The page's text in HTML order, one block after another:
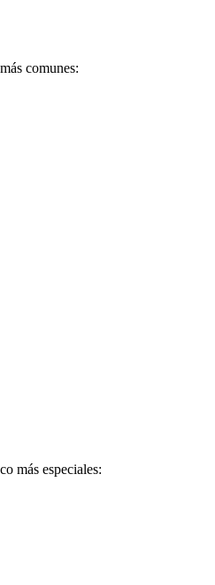
comunes:
más especiales: